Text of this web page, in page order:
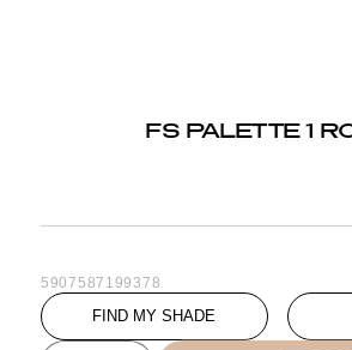
FS PALETTE 1
SKU:
5907587199378
FIND MY SHADE